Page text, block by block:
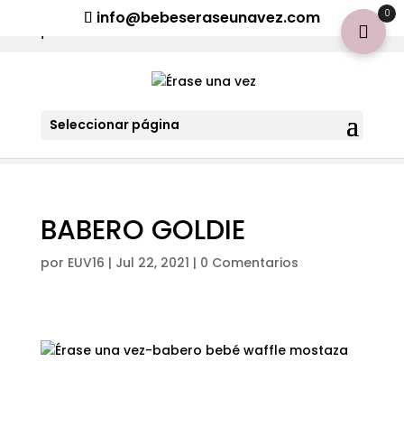
¡Aviso importante para tod@s! Si necesitan más información
info@bebeseraseunavez.com
Seleccionar página
BABERO GOLDIE
por EUV16 | Jul 22, 2021 | 0 Comentarios
0